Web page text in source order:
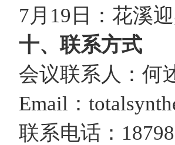
7月19日：花溪
十、联系方式
会议联系人：何
Email：
联系电话：